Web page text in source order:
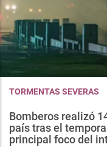
TORMENTAS SEVERAS
Bomberos realizó
país tras el
principal foco del